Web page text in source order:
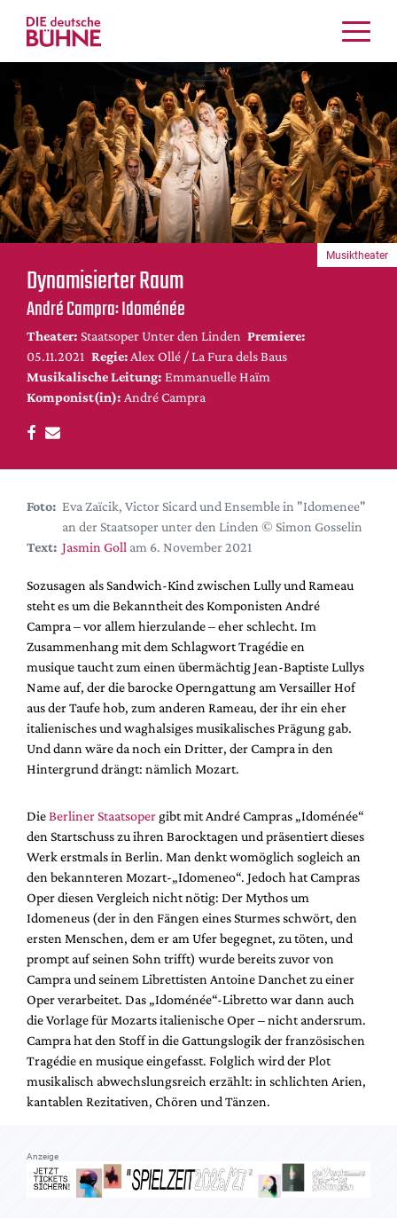
Schauspiel
Musiktheater
Tanz
Crossover
Bühnenwelt
Festivals & Veranstaltungen
Menschen & Theater
Themen
Internationales
Nachrufe
Medientipps
DdB-map
Kalender
Premierensuche
Festival-Planer
Hefte
Alle Hefte
Leseproben
Podcast
Service
Shop / Abo
Newsletter
Redaktion
Autor:innen
Partner
Mediadaten
Suche
Dynamisierter Raum
André Campra: Idoménée
Theater: Staatsoper Unter den Linden Premiere:
05.11.2021 Regie: Alex Ollé / La Fura dels Baus
Musikalische Leitung: Emmanuelle Haïm
Komponist(in): André Campra
Musiktheater
Foto: Eva Zaïcik, Victor Sicard und Ensemble in "Idomenee"
an der Staatsoper unter den Linden © Simon Gosselin
Text: Jasmin Goll am 6. November 2021
Sozusagen als Sandwich-Kind zwischen Lully und Rameau
steht es um die Bekanntheit des Komponisten André
Campra – vor allem hierzulande – eher schlecht. Im
Zusammenhang mit dem Schlagwort Tragédie en
musique taucht zum einen übermächtig Jean-Baptiste Lullys
Name auf, der die barocke Operngattung am Versailler Hof
aus der Taufe hob, zum anderen Rameau, der ihr ein eher
italienisches und waghalsiges musikalisches Prägung gab.
Und dann wäre da noch ein Dritter, der Campra in den
Hintergrund drängt: nämlich Mozart.
DieBerliner Staatsoper gibt mit André Campras „Idoménée“
den Startschuss zu ihren Barocktagen und präsentiert dieses
Werk erstmals in Berlin. Man denkt womöglich sogleich an
den bekannteren Mozart-„Idomeneo“. Jedoch hat Campras
Oper diesen Vergleich nicht nötig: Der Mythos um
Idomeneus (der in den Fängen eines Sturmes schwört, den
ersten Menschen, dem er am Ufer begegnet, zu töten, und
prompt auf seinen Sohn trifft) wurde bereits zuvor von
Campra und seinem Librettisten Antoine Danchet zu einer
Oper verarbeitet. Das „Idoménée“-Libretto war dann auch
die Vorlage für Mozarts italienische Oper – nicht andersrum.
Campra hat den Stoff in die Gattungslogik der französischen
Tragédie en musique eingefasst. Folglich wird der Plot
musikalisch abwechslungsreich erzählt: in schlichten Arien,
kantablen Rezitativen, Chören und Tänzen.
Anzeige